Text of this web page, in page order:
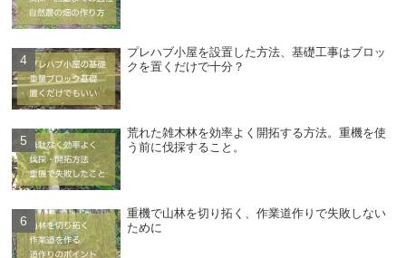
プレハブ小屋を設置した方法、基礎工事はブロッ
クを置くだけで十分？
荒れた雑木林を効率よく開拓する方法。重機を使
う前に伐採すること。
重機で山林を切り拓く、作業道作りで失敗しない
ために